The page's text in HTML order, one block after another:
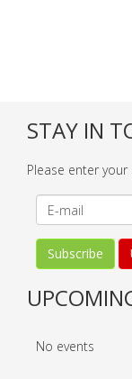
STAY IN
Please enter
No events